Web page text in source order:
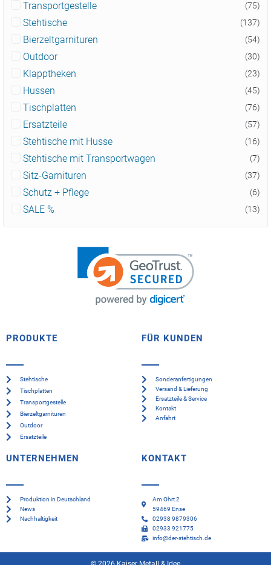
Transportgestelle (75)
Stehtische (137)
Bierzeltgarnituren (54)
Outdoor (30)
Klapptheken (23)
Hussen (45)
Tischplatten (76)
Ersatzteile (57)
Stehtische mit Husse (16)
Stehtische mit Transportwagen (7)
Sitz-Garnituren (37)
Schutz + Pflege (6)
SALE % (13)
PRODUKTE
Stehtische
Tischplatten
Transportgestelle
Bierzeltgarnituren
Outdoor
Ersatzteile
FÜR KUNDEN
Sonderanfertigungen
Versand & Lieferung
Ersatzteile & Service
Kontakt
Anfahrt
UNTERNEHMEN
Produktion in Deutschland
News
Nachhaltigkeit
KONTAKT
Am Ohrt 2
59469 Ense
02938 9879306
02933 921775
info@der-stehtisch.de